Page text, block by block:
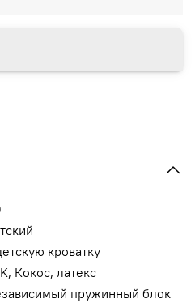
кроватку
Кокос, латекс
пружинный блок